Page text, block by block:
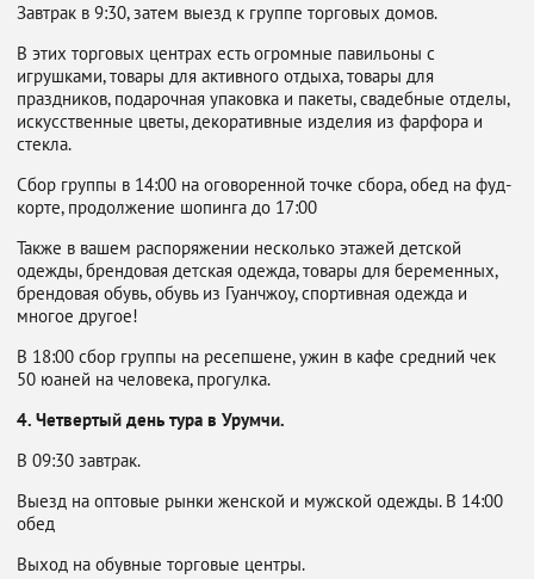
Завтрак в 9:30, затем выезд к группе торговых домов.
В этих торговых центрах есть огромные павильоны с
игрушками, товары для активного отдыха, товары для
праздников, подарочная упаковка и пакеты, свадебные отделы,
искусственные цветы, декоративные изделия из фарфора и
стекла.
Сбор группы в 14:00 на оговоренной точке сбора, обед на фуд-
корте, продолжение шопинга до 17:00
Также в вашем распоряжении несколько этажей детской
одежды, брендовая детская одежда, товары для беременных,
брендовая обувь, обувь из Гуанчжоу, спортивная одежда и
многое другое!
В 18:00 сбор группы на ресепшене, ужин в кафе средний чек
50 юаней на человека, прогулка.
4. Четвертый день тура в Урумчи.
В 09:30 завтрак.
Выезд на оптовые рынки женской и мужской одежды. В 14:00
обед
Выход на обувные торговые центры.